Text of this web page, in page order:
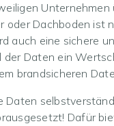
oder Dachboden
auch eine sichere
Daten ein
brandsicheren
Daten
Dafür